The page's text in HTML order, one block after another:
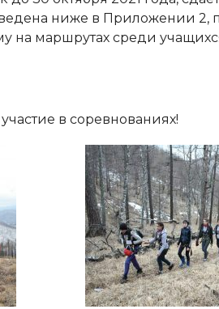
ниже в Приложении 2,
на маршрутах среди
в соревнованиях!